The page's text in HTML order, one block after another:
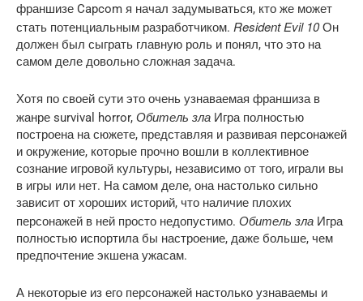
франшизе Capcom я начал задумываться, кто же может
стать потенциальным разработчиком. Resident Evil 10Он
должен был сыграть главную роль и понял, что это на
самом деле довольно сложная задача.
Хотя по своей сути это очень узнаваемая франшиза в
жанре survival horror, Обитель зла Игра полностью
построена на сюжете, представляя и развивая персонажей
и окружение, которые прочно вошли в коллективное
сознание игровой культуры, независимо от того, играли вы
в игры или нет. На самом деле, она настолько сильно
зависит от хороших историй, что наличие плохих
персонажей в ней просто недопустимо. Обитель зла Игра
полностью испортила бы настроение, даже больше, чем
предпочтение экшена ужасам.
А некоторые из его персонажей настолько узнаваемы и